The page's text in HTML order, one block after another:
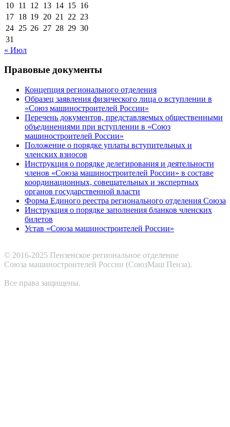
10 11 12 13 14 15 16
17 18 19 20 21 22 23
24 25 26 27 28 29 30
31
« Июл
Правовые документы
Концепция регионального отделения
Образец заявления физического лица о вступлении в
«Союз машиностроителей России»
Перечень документов, представляемых общественными
объединениями при вступлении в «Союз
машиностроителей России»
Положение о порядке уплаты вступительных и
членских взносов
Инструкция о порядке делегирования и деятельности
членов «Союза машиностроителей России» в составе
координационных, совещательных и экспертных
органов государственной власти
Форма Единого реестра регионального отделения Союза
Инструкция о порядке заполнения бланков членских
билетов
Устав «Союза машиностроителей России»
© 2016-2025 Пензенское региональное отделение
Cоюза машиностроителей России (СоюзМаш Пенза).
Все права защищены.